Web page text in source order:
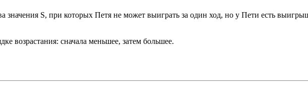
значения S, при которых Петя не может выиграть за один ход, но у Пети есть
возрастания: сначала меньшее, затем большее.